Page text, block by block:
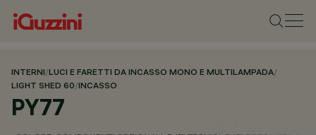
INTERNI/LUCI E FARETTI DA INCASSO MONO E MULTILAMPADA/
LIGHT SHED 60/INCASSO
PY77